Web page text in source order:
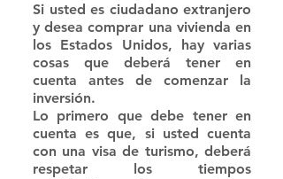
Si usted es ciudadano extranjero
y desea comprar una vivienda en
los Estados Unidos, hay varias
cosas que deberá tener en
cuenta antes de comenzar la
inversión.
Lo primero que debe tener en
cuenta es que, si usted cuenta
con una visa de turismo, deberá
respetar los tiempos